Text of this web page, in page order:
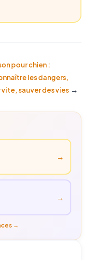
pour chien :
les dangers,
vite, sauver des vies →
→
→
→